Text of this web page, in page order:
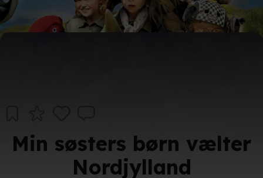
Min søsters børn vælter
Nordjylland